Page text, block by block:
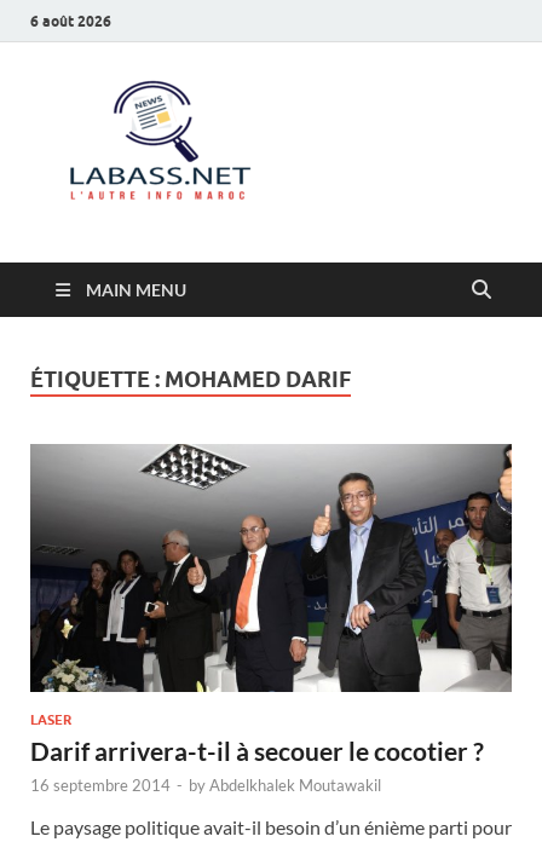
6 août 2026
MAIN MENU
ÉTIQUETTE : MOHAMED DARIF
LASER
Darif arrivera-t-il à secouer le cocotier ?
16 septembre 2014 - byAbdelkhalek Moutawakil
Le paysage politique avait-il besoin d’un énième parti pour